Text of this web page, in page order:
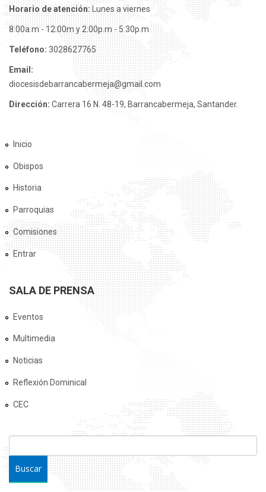
Horario de atención:Lunes a viernes
8:00a.m - 12:00m y 2:00p.m - 5:30p.m
Teléfono: 3028627765
Email:
diocesisdebarrancabermeja@gmail.com
Dirección: Carrera 16 N. 48-19, Barrancabermeja, Santander.
Inicio
Obispos
Historia
Parroquias
Comisiones
Entrar
SALA DE PRENSA
Eventos
Multimedia
Noticias
Reflexión Dominical
CEC
FORMULARIO DE BÚSQUEDA